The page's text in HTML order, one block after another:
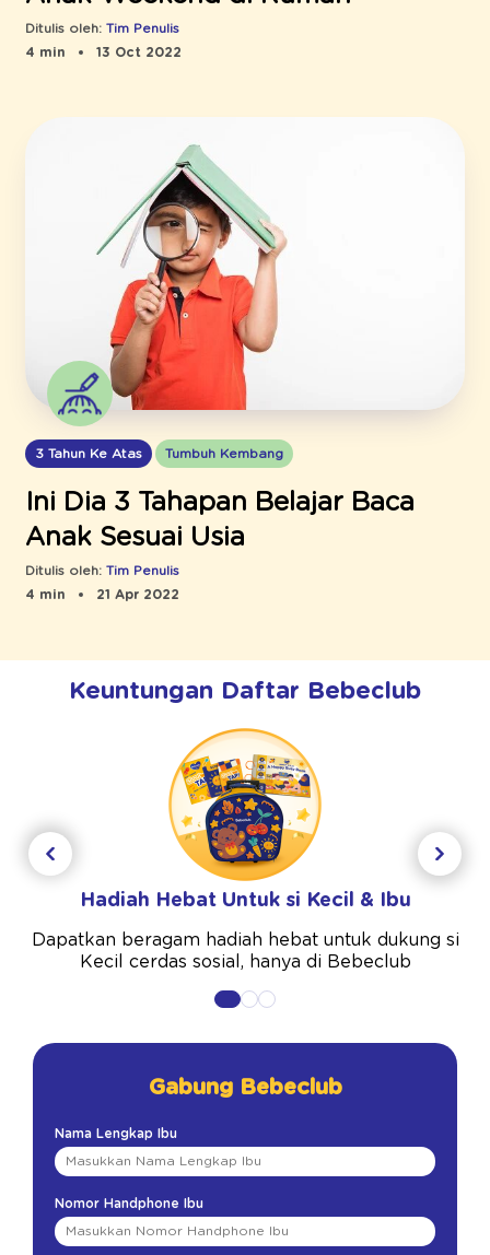
Ditulis oleh: Tim Penulis
4 min
13 Oct 2022
3 Tahun Ke Atas Tumbuh Kembang
Ini Dia 3 Tahapan Belajar Baca
Anak Sesuai Usia
Ditulis oleh: Tim Penulis
4 min
21 Apr 2022
Keuntungan Daftar Bebeclub
Hadiah Hebat Untuk si Kecil & Ibu
Dapatkan beragam hadiah hebat untuk dukung si
Kecil cerdas sosial, hanya di Bebeclub
Gabung Bebeclub
Nama Lengkap Ibu
Nomor Handphone Ibu